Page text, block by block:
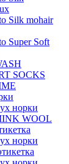
Silk mohair
Super Soft
SOCKS
норки
WOOL
норки